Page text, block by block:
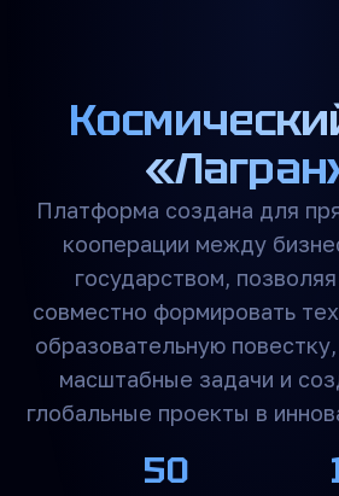
Платформа создана для
кооперации между
государством,
совместно формировать
образовательную
масштабные задачи и
глобальные проекты в
50